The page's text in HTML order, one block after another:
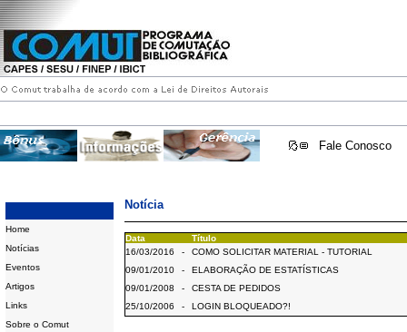
Fale Conosco
Home
Notícias
Eventos
Artigos
Links
Sobre o Comut
Notícia
Data
Título
16/03/2016
-
COMO SOLICITAR MATERIAL - TUTORIAL
09/01/2010
-
ELABORAÇÃO DE ESTATÍSTICAS
09/01/2008
-
CESTA DE PEDIDOS
25/10/2006
- LOGIN BLOQUEADO?!